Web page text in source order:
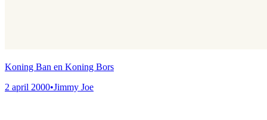
Koning Ban en Koning Bors
2 april 2000•Jimmy Joe